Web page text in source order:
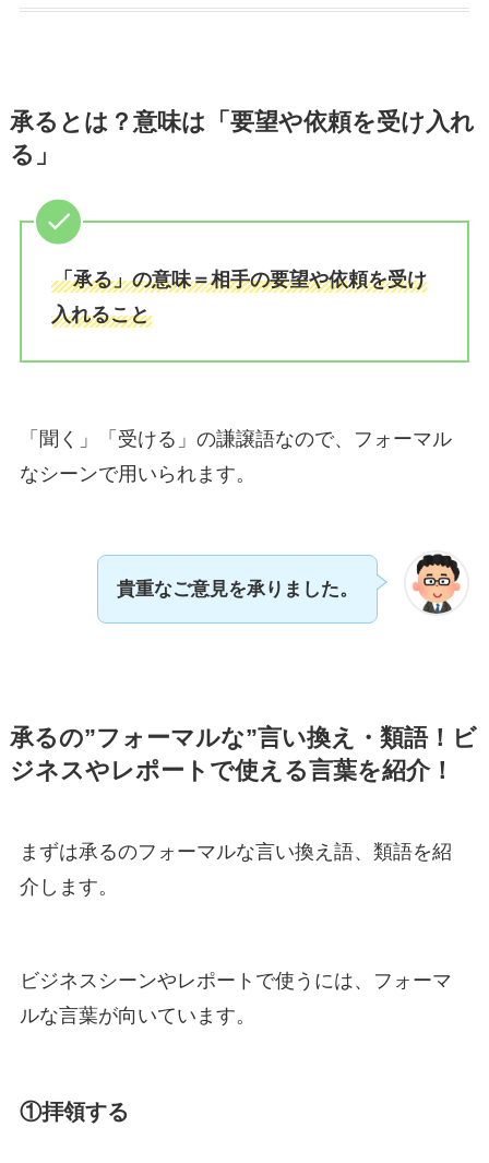
承るとは？意味は「要望や依頼を受け入れ
る」
「承る」の意味＝相手の要望や依頼を受け
入れること
「聞く」「受ける」の謙譲語なので、フォーマル
なシーンで用いられます。
貴重なご意見を承りました。
承るの”フォーマルな”言い換え・類語！ビ
ジネスやレポートで使える言葉を紹介！
まずは承るのフォーマルな言い換え語、類語を紹
介します。
ビジネスシーンやレポートで使うには、フォーマ
ルな言葉が向いています。
①拝領する